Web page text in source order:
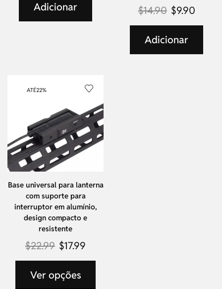
Adicionar $14.90 $9.90
Adicionar
ATÉ22%
Base universal para lanterna
com suporte para
interruptor em alumínio,
design compacto e
resistente
$22.99 $17.99
Ver opções